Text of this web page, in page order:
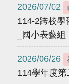
2026/07/02
114-2跨校學
_國小表藝組
2026/06/26
114學年度